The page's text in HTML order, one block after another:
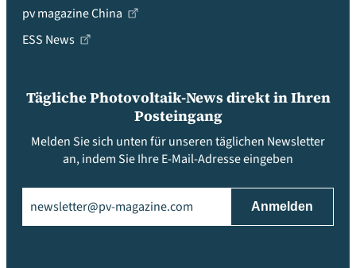
pv magazine China
ESS News
Tägliche Photovoltaik-News direkt in Ihren
Posteingang
Melden Sie sich unten für unseren täglichen Newsletter
an, indem Sie Ihre E-Mail-Adresse eingeben